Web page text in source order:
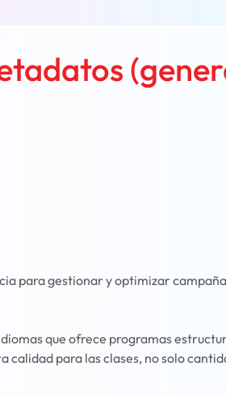
para gestionar y optimizar
que ofrece programas
calidad para las clases, no solo